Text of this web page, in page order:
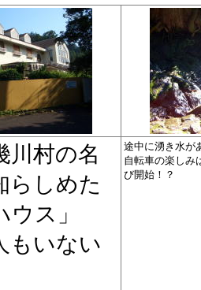
川村の名
らしめた
ウス」
もいない
途中に湧き水が
自転車の楽しみ
び開始！？